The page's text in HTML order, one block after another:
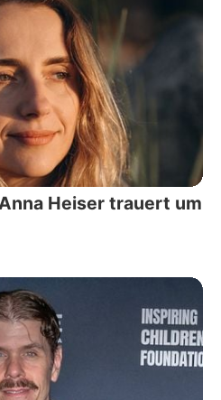
Heiser trauert um